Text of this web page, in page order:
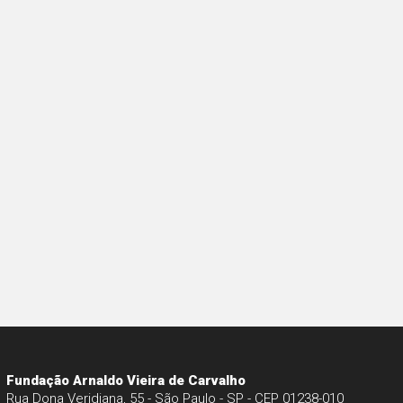
Fundação Arnaldo Vieira de Carvalho
Rua Dona Veridiana, 55 - São Paulo - SP - CEP 01238-010